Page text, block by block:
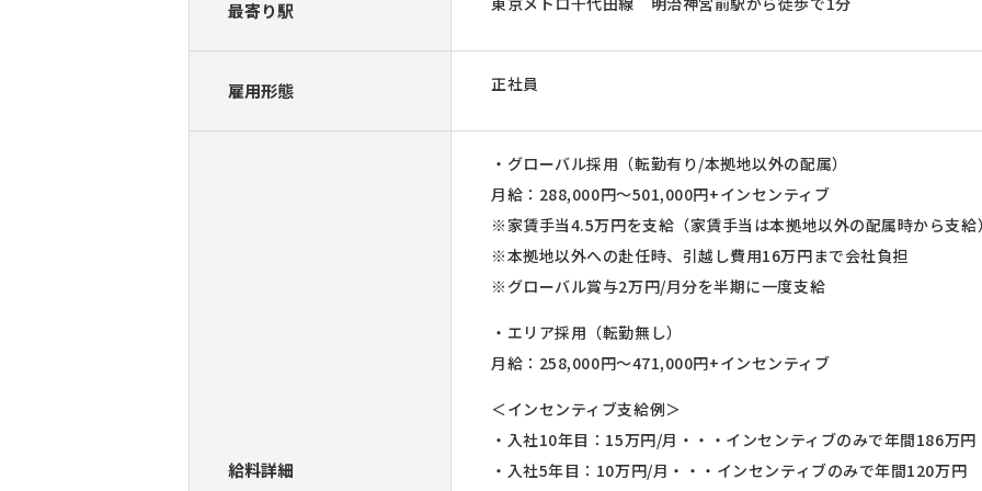
最寄り駅
雇用形態 正社員
給料詳細
・グローバル採用（転勤有り/本拠地以外の配属）
月給：288,000円～501,000円+インセンティブ
※家賃手当4.5万円を支給（家賃手当は本拠地以外の配属時から支給
※本拠地以外への赴任時、引越し費用16万円まで会社負担
※グローバル賞与2万円/月分を半期に一度支給
・エリア採用（転勤無し）
月給：258,000円～471,000円+インセンティブ
＜インセンティブ支給例＞
・入社10年目：15万円/月・・・インセンティブのみで年間186万円
・入社5年目：10万円/月・・・インセンティブのみで年間120万円